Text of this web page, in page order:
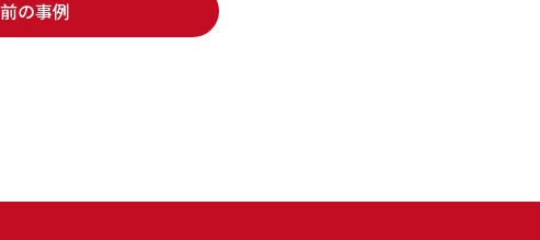
前の事例